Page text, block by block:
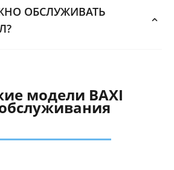
ОБСЛУЖИВАТЬ
модели BAXI